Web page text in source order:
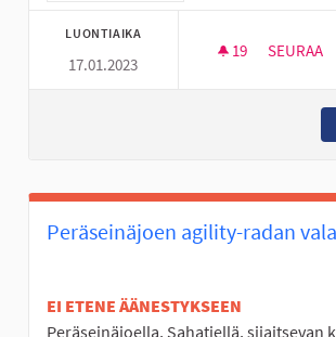
LUONTIAIKA
17.01.2023
19 19
SEURAA
Peräseinäjoen agility-radan
EI ETENE ÄÄNESTYKSEEN
Peräseinäjoella, Sahatiellä, sijaitsevan